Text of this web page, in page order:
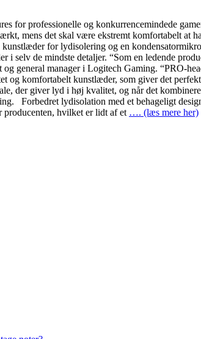
for professionelle og konkurrencemindede
mens det skal være ekstremt komfortabelt at
for lydisolering og en
selv de mindste detaljer. “Som en ledende
general manager i Logitech Gaming. “PRO-
komfortabelt kunstlæder, som giver det
der giver lyd i høj kvalitet, og når det
Forbedret lydisolation med et behageligt
hvilket er lidt af et …. (læs mere her)